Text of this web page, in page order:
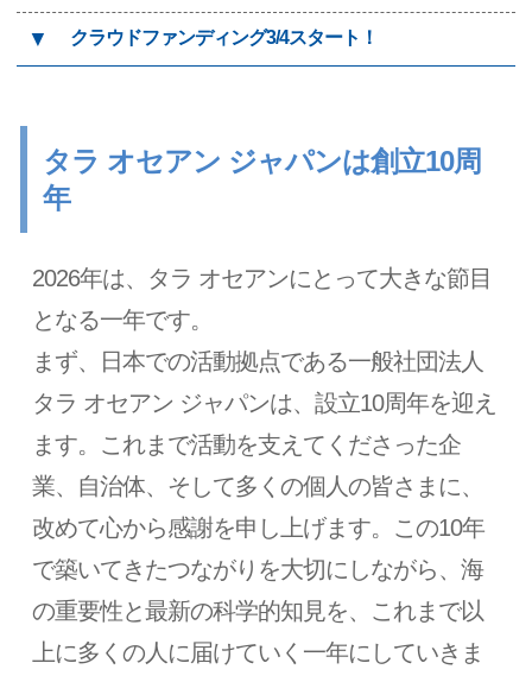
▼ クラウドファンディング3/4スタート！
タラ オセアン ジャパンは創立10周
年
2026年は、タラ オセアンにとって大きな節目
となる一年です。
まず、日本での活動拠点である一般社団法人
タラ オセアン ジャパンは、設立10周年を迎え
ます。これまで活動を支えてくださった企
業、自治体、そして多くの個人の皆さまに、
改めて心から感謝を申し上げます。この10年
で築いてきたつながりを大切にしながら、海
の重要性と最新の科学的知見を、これまで以
上に多くの人に届けていく一年にしていきま